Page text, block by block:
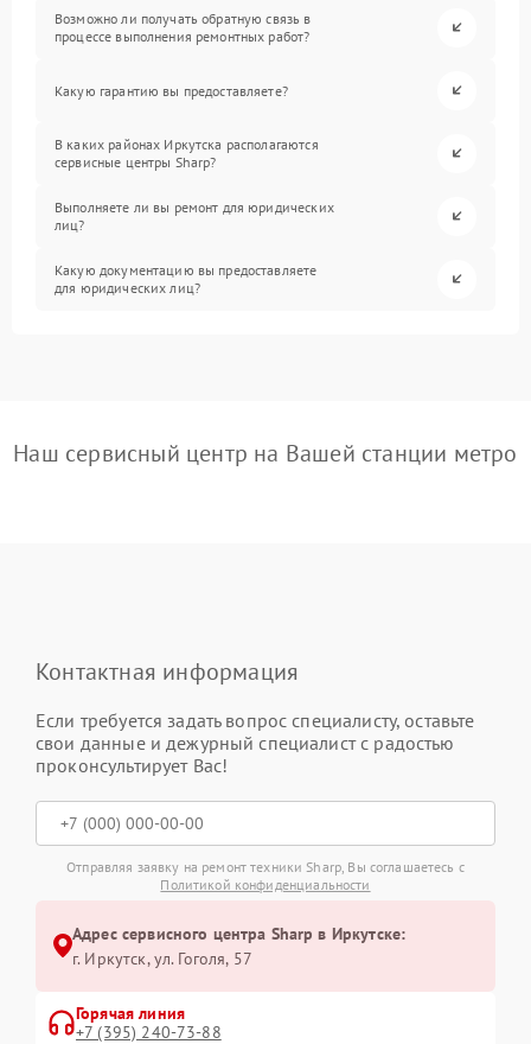
Возможно ли получать обратную связь в
процессе выполнения ремонтных работ?
Какую гарантию вы предоставляете?
В каких районах Иркутска располагаются
сервисные центры Sharp?
Выполняете ли вы ремонт для юридических
лиц?
Какую документацию вы предоставляете
для юридических лиц?
Наш сервисный центр на Вашей станции метро
Контактная информация
Если требуется задать вопрос специалисту, оставьте
свои данные и дежурный специалист с радостью
проконсультирует Вас!
Отправляя заявку на ремонт техники Sharp, Вы соглашаетесь с
Политикой конфиденциальности
Адрес сервисного центра Sharp в Иркутске:
г. Иркутск, ул. ​Гоголя, 57
Горячая линия
+7 (395) 240-73-88